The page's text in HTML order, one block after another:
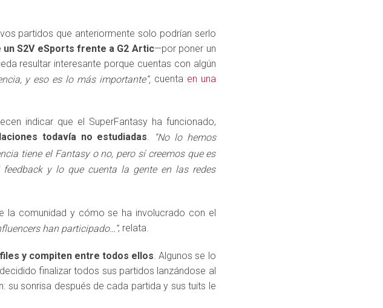
partidos que anteriormente solo podrían serlo
un S2V eSports frente a G2 Artic—por poner un
resultar interesante porque cuentas con algún
y eso es lo más importante”,cuenta en una
indicar que el SuperFantasy ha funcionado,
todavía no estudiadas.
“No lo hemos
tiene el Fantasy o no, pero sí creemos que es
y lo que cuenta la gente en las redes
la comunidad y cómo se ha involucrado con el
han participado…”, relata.
y compiten entre todos ellos. Algunos se lo
decidido finalizar todos sus partidos lanzándose al
su sonrisa después de cada partida y sus tuits le